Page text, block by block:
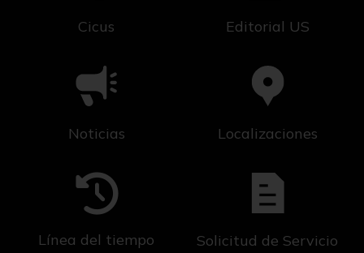
Cicus Editorial US
Noticias Localizaciones
Línea del tiempo Solicitud de Servicio